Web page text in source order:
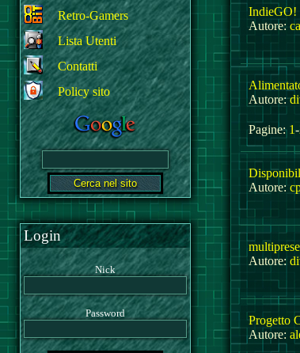
Retro-Gamers
Lista Utenti
Contatti
Policy sito
Login
Nick
Password
IndieGO!
Autore:
Autore:
Pagine:1-
Autore:
Autore:
Progetto
Autore: